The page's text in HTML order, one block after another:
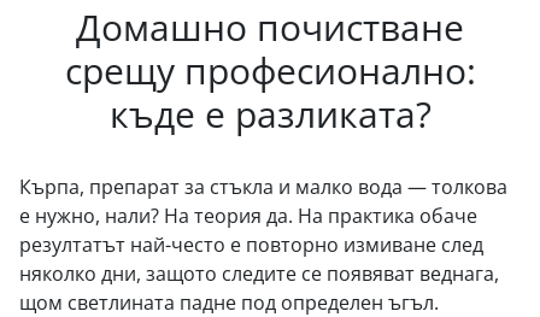
Домашно почистване
срещу професионално:
къде е разликата?
Кърпа, препарат за стъкла и малко вода — толкова
е нужно, нали? На теория да. На практика обаче
резултатът най-често е повторно измиване след
няколко дни, защото следите се появяват веднага,
щом светлината падне под определен ъгъл.